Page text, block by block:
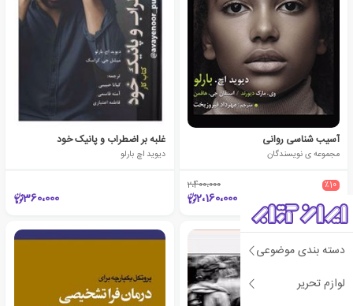
دسته بندی موضوعی
لوازم تحریر
آسیب شناسی روانی
مجموعه ی نویسندگان
٪10 2،400،000
2،160،000
غلبه بر اضطراب و پانیک خود
دیوید اچ بارلو
360،000